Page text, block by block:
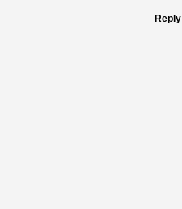
Reply